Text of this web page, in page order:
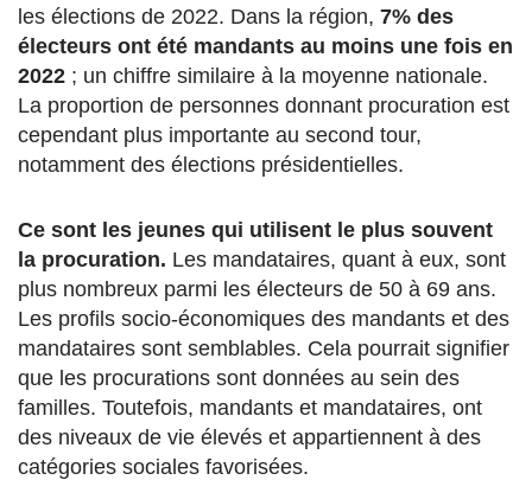
les élections de 2022. Dans la région, 7% des
électeurs ont été mandants au moins une fois en
2022 ; un chiffre similaire à la moyenne nationale.
La proportion de personnes donnant procuration est
cependant plus importante au second tour,
notamment des élections présidentielles.
Ce sont les jeunes qui utilisent le plus souvent
la procuration. Les mandataires, quant à eux, sont
plus nombreux parmi les électeurs de 50 à 69 ans.
Les profils socio-économiques des mandants et des
mandataires sont semblables. Cela pourrait signifier
que les procurations sont données au sein des
familles. Toutefois, mandants et mandataires, ont
des niveaux de vie élevés et appartiennent à des
catégories sociales favorisées.